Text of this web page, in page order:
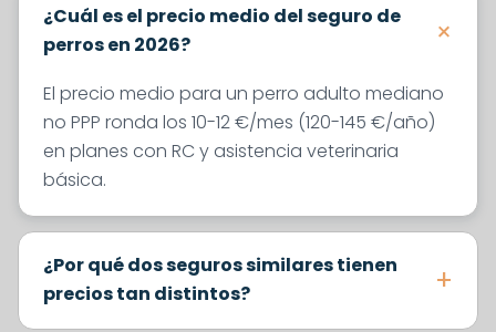
¿Cuál es el precio medio del seguro de
perros en 2026?
El precio medio para un perro adulto mediano
no PPP ronda los 10-12 €/mes (120-145 €/año)
en planes con RC y asistencia veterinaria
básica.
¿Por qué dos seguros similares tienen
precios tan distintos?